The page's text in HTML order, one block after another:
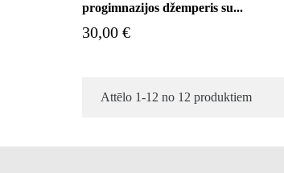
progimnazijos džemperis su...
30,00 €
Attēlo 1-12 no 12 produktiem